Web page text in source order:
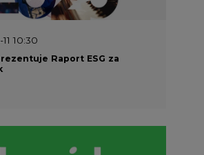
10:30
Raport ESG za